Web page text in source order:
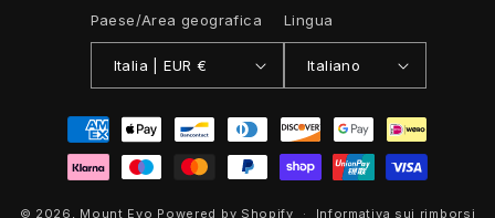
Paese/Area geografica
Italia | EUR €
Lingua
Italiano
Metodi
pagamento
© 2026, Mount Evo Powered by Shopify Informativa sui rimborsi